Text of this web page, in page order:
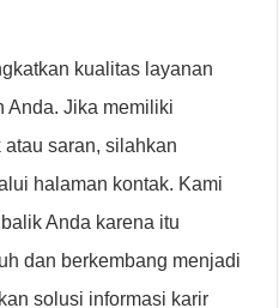
kualitas layanan
Anda. Jika memiliki
saran, silahkan
halaman kontak. Kami
Anda karena itu
dan berkembang menjadi
solusi informasi karir